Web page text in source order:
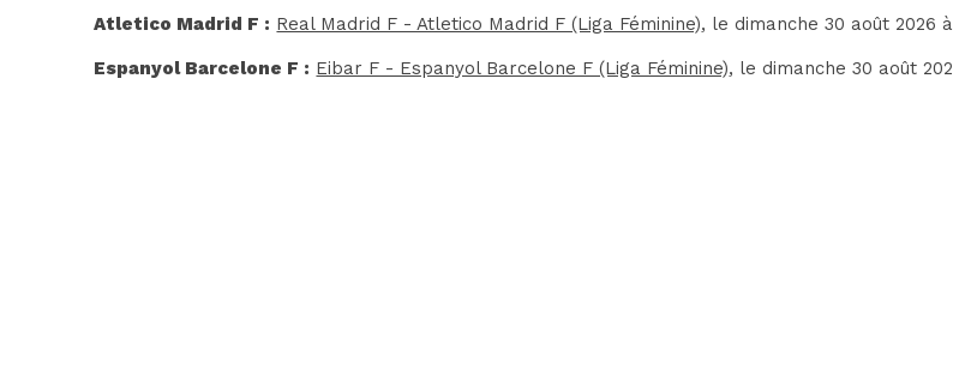
Atletico Madrid F : Real Madrid F - Atletico Madrid F (Liga Féminine), le dimanche 30 août 2026
Espanyol Barcelone F : Eibar F - Espanyol Barcelone F (Liga Féminine), le dimanche 30 août